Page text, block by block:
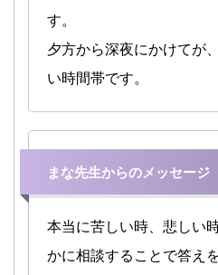
す。
夕方から深夜にかけてが
い時間帯です。
まな先生からのメッセージ
本当に苦しい時、悲しい
かに相談することで答え